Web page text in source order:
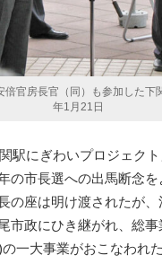
倍官房長官（同）も参加した下
年1月21日
駅にぎわいプロジェク
の市長選への出馬断念
の座は明け渡されたが、
市政にひき継がれ、総事
一大事業がおこなわれ